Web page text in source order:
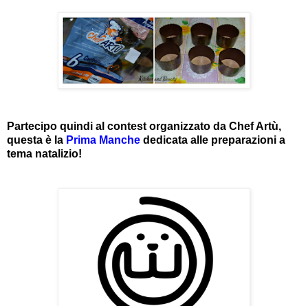
Partecipo quindi al contest organizzato da Chef Artù,
questa è la Prima Manche dedicata alle preparazioni a
tema natalizio!